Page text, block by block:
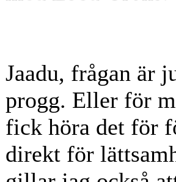
Jaadu, frågan är
progg. Eller för
fick höra det för
direkt för